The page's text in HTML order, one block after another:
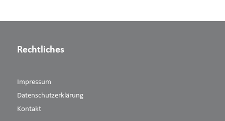
Rechtliches
Impressum
Datenschutzerklärung
Kontakt